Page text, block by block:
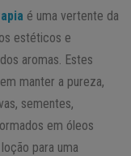
é uma vertente da
estéticos e
aromas. Estes
manter a pureza,
sementes,
em óleos
para uma